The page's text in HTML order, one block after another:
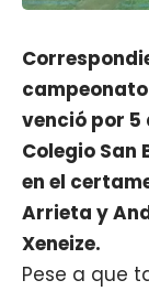
venció por 5
Colegio San
en el
Arrieta y
Xeneize.
Pese a que